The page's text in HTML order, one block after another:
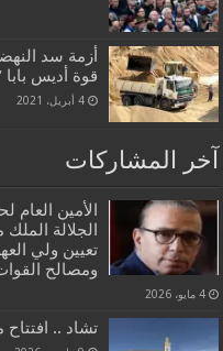
أزمة سد
قوة أديس بابا
4 أبريل، 2021
آخر المشاركات
الأمين
الجلالة
تعيين ولي
ومصالح
4 مايو، 2026
تشاد ..